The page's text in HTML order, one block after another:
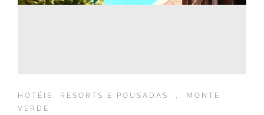
HOTÉIS, RESORTS E POUSADAS ,
MONTE
VERDE